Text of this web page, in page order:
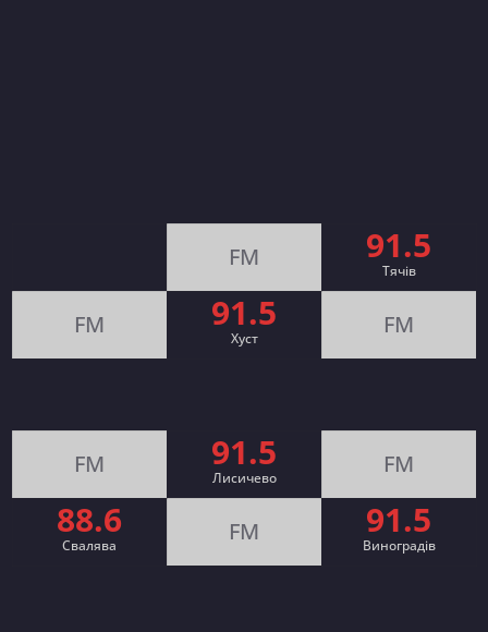
FM 91.5
Тячів
FM 91.5
Хуст FM
FM 91.5
Лисичево FM
88.6
Свалява FM 91.5
Виноградів